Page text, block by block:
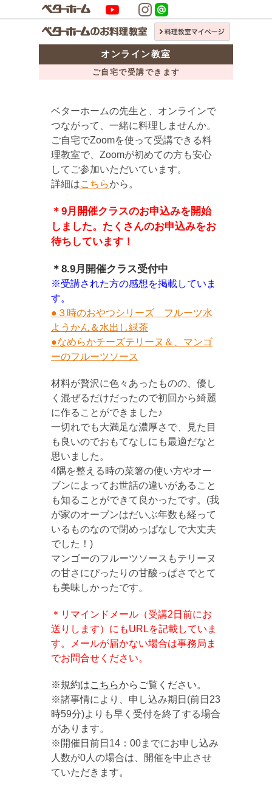
ご自宅で受講できます
オンライン教室
ベターホームの先生と、オンラインで
つながって、一緒に料理しませんか。
ご自宅でZoomを使って受講できる料
理教室で、Zoomが初めての方も安心
してご参加いただいています。
詳細はこちらから。
＊9月開催クラスのお申込みを開始
しました。たくさんのお申込みをお
待ちしています！
＊8.9月開催クラス受付中
※受講された方の感想を掲載していま
す。
●３時のおやつシリーズ フルーツ水
ようかん＆水出し緑茶
●なめらかチーズテリーヌ＆、マンゴ
ーのフルーツソース
材料が贅沢に色々あったものの、優し
く混ぜるだけだったので初回から綺麗
に作ることができました♪
一切れでも大満足な濃厚さで、見た目
も良いのでおもてなしにも最適だなと
思いました。
4隅を整える時の菜箸の使い方やオー
ブンによってお世話の違いがあること
も知ることができて良かったです。(我
が家のオーブンはだいぶ年数も経って
いるものなので閉めっぱなしで大丈夫
でした！)
マンゴーのフルーツソースもテリーヌ
の甘さにぴったりの甘酸っぱさでとて
も美味しかったです。
＊リマインドメール（受講2日前にお
送りします）にもURLを記載していま
す。メールが届かない場合は事務局ま
でお問合せください。
※規約はこちらからご覧ください。
※諸事情により、申し込み期日(前日23
時59分)よりも早く受付を終了する場合
があります。
※開催日前日14：00までにお申し込み
人数が0人の場合は、開催を中止させ
ていただきます。